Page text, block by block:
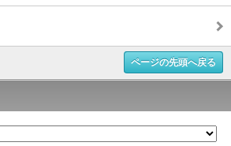
ページの先頭へ戻る